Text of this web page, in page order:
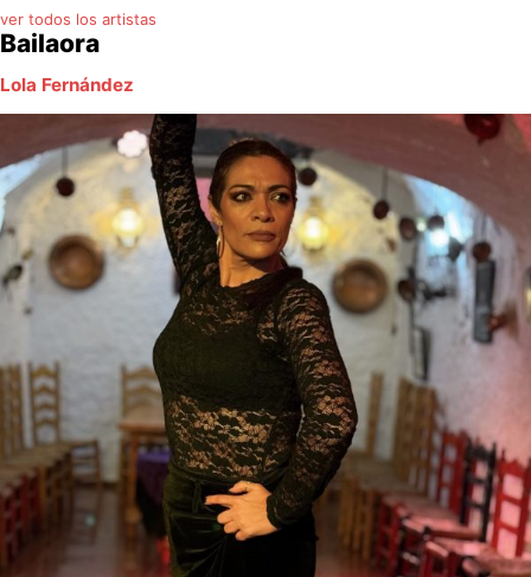
ver todos los artistas
Bailaora
Lola Fernández